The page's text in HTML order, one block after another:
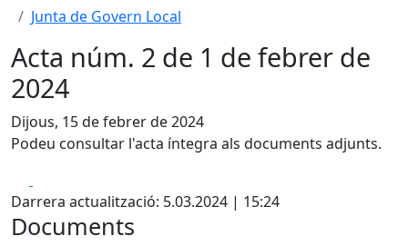
Junta de Govern Local
Acta núm. 2 de 1 de febrer de
2024
Dijous, 15 de febrer de 2024
Podeu consultar l'acta íntegra als documents adjunts.
Darrera actualització: 5.03.2024 | 15:24
Documents